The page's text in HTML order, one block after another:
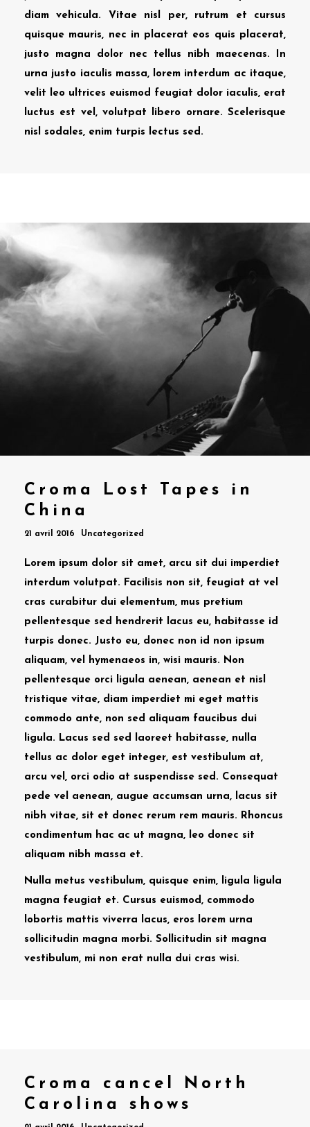
diam vehicula. Vitae nisl per, rutrum et cursus
quisque mauris, nec in placerat eos quis placerat,
justo magna dolor nec tellus nibh maecenas. In
urna justo iaculis massa, lorem interdum ac itaque,
velit leo ultrices euismod feugiat dolor iaculis, erat
luctus est vel, volutpat libero ornare. Scelerisque
nisl sodales, enim turpis lectus sed.
Croma Lost Tapes in
China
21 avril 2016 Uncategorized
Lorem ipsum dolor sit amet, arcu sit dui imperdiet
interdum volutpat. Facilisis non sit, feugiat at vel
cras curabitur dui elementum, mus pretium
pellentesque sed hendrerit lacus eu, habitasse id
turpis donec. Justo eu, donec non id non ipsum
aliquam, vel hymenaeos in, wisi mauris. Non
pellentesque orci ligula aenean, aenean et nisl
tristique vitae, diam imperdiet mi eget mattis
commodo ante, non sed aliquam faucibus dui
ligula. Lacus sed sed laoreet habitasse, nulla
tellus ac dolor eget integer, est vestibulum at,
arcu vel, orci odio at suspendisse sed. Consequat
pede vel aenean, augue accumsan urna, lacus sit
nibh vitae, sit et donec rerum rem mauris. Rhoncus
condimentum hac ac ut magna, leo donec sit
aliquam nibh massa et.
Nulla metus vestibulum, quisque enim, ligula ligula
magna feugiat et. Cursus euismod, commodo
lobortis mattis viverra lacus, eros lorem urna
sollicitudin magna morbi. Sollicitudin sit magna
vestibulum, mi non erat nulla dui cras wisi.
Croma cancel North
Carolina shows